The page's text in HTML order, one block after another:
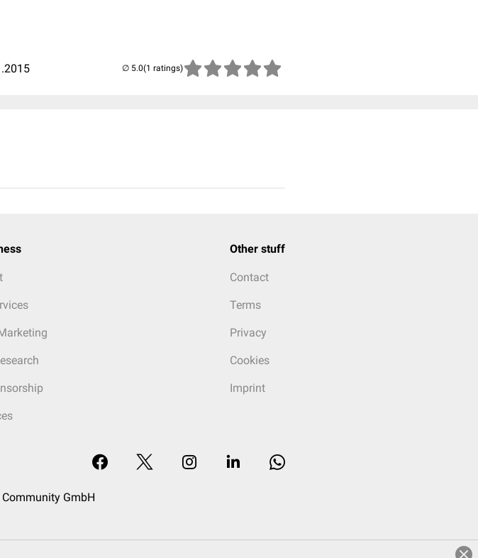
(1 ratings)
Other stuff
Contact
Terms
Privacy
Cookies
Imprint
GmbH